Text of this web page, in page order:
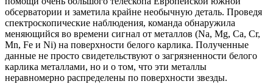
обсерватории и заметила крайне необычную деталь. Проведя
спектроскопические наблюдения, команда обнаружила
меняющийся во времени сигнал от металлов (Na, Mg, Ca, Cr,
Mn, Fe и Ni) на поверхности белого карлика. Полученные
данные не просто свидетельствуют о загрязненности белого
карлика металлами, но и о том, что эти металлы
неравномерно распределены по поверхности звезды.